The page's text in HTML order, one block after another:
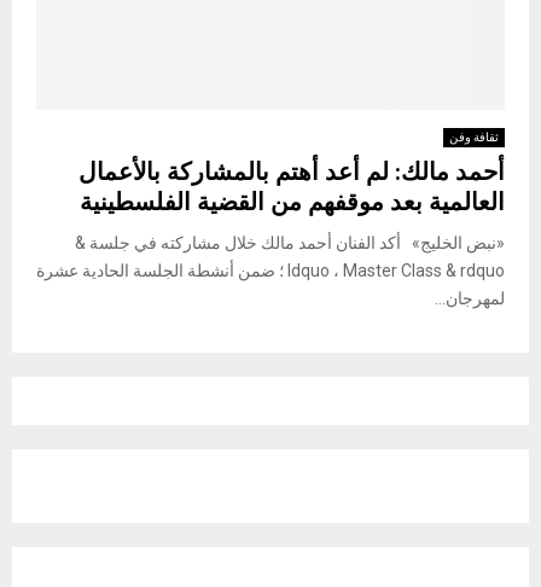
ثقافة وفن
أحمد مالك: لم أعد أهتم بالمشاركة بالأعمال
العالمية بعد موقفهم من القضية الفلسطينية
«نبض الخليج» أكد الفنان أحمد مالك خلال مشاركته في جلسة &
ldquo ، Master Class & rdquo ؛ ضمن أنشطة الجلسة الحادية عشرة
لمهرجان...